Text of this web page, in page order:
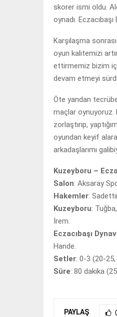
skorer ismi oldu.
oynadı.
Karşılaşma
oyun kalitemizi
ettirmemiz bizim
devam etmeyi
Öte yandan
maçlar oynuyoruz.
zorlaştırıp,
oyundan keyif
arkadaşlarımı
Kuzeyboru –
Salon: Aksaray
Hakemler:
Kuzeyboru:
İrem.
Eczacıbaşı
Hande.
Setler: 0-3 (20-
Süre: 80 dakika
PAYLAŞ